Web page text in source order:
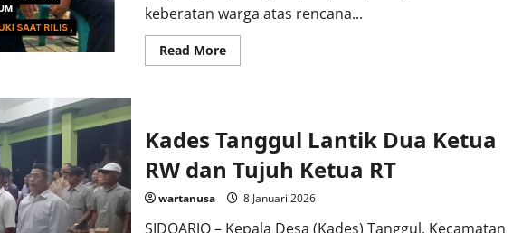
keberatan warga atas rencana...
Read MoreRead
more
Regency
Klaim
Keberatan
Pembongkaran
Pagar
Dikabulkan
Hukum
Kades Tanggul Lantik Dua Ketua
RW dan Tujuh Ketua RT
wartanusa 8 Januari 2026
SIDOARJO – Kepala Desa (Kades) Tanggul, Kecamatan